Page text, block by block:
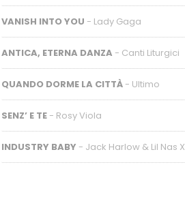
VANISH INTO YOU - Lady Gaga
ANTICA, ETERNA DANZA - Canti Liturgici
QUANDO DORME LA CITTÀ - Ultimo
SENZ’ E TE - Rosy Viola
INDUSTRY BABY - Jack Harlow & Lil Nas X